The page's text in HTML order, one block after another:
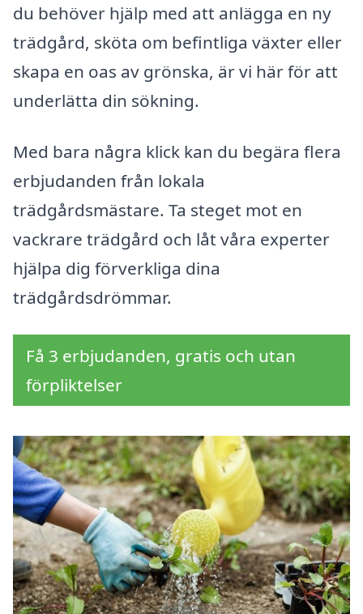
du behöver hjälp med att anlägga en ny
trädgård, sköta om befintliga växter eller
skapa en oas av grönska, är vi här för att
underlätta din sökning.
Med bara några klick kan du begära flera
erbjudanden från lokala
trädgårdsmästare. Ta steget mot en
vackrare trädgård och låt våra experter
hjälpa dig förverkliga dina
trädgårdsdrömmar.
Få 3 erbjudanden, gratis och utan
förpliktelser